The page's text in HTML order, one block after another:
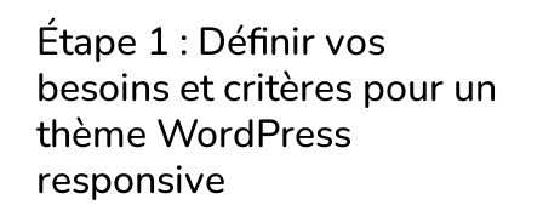
Étape 1 : Définir vos
besoins et critères pour un
thème WordPress
responsive